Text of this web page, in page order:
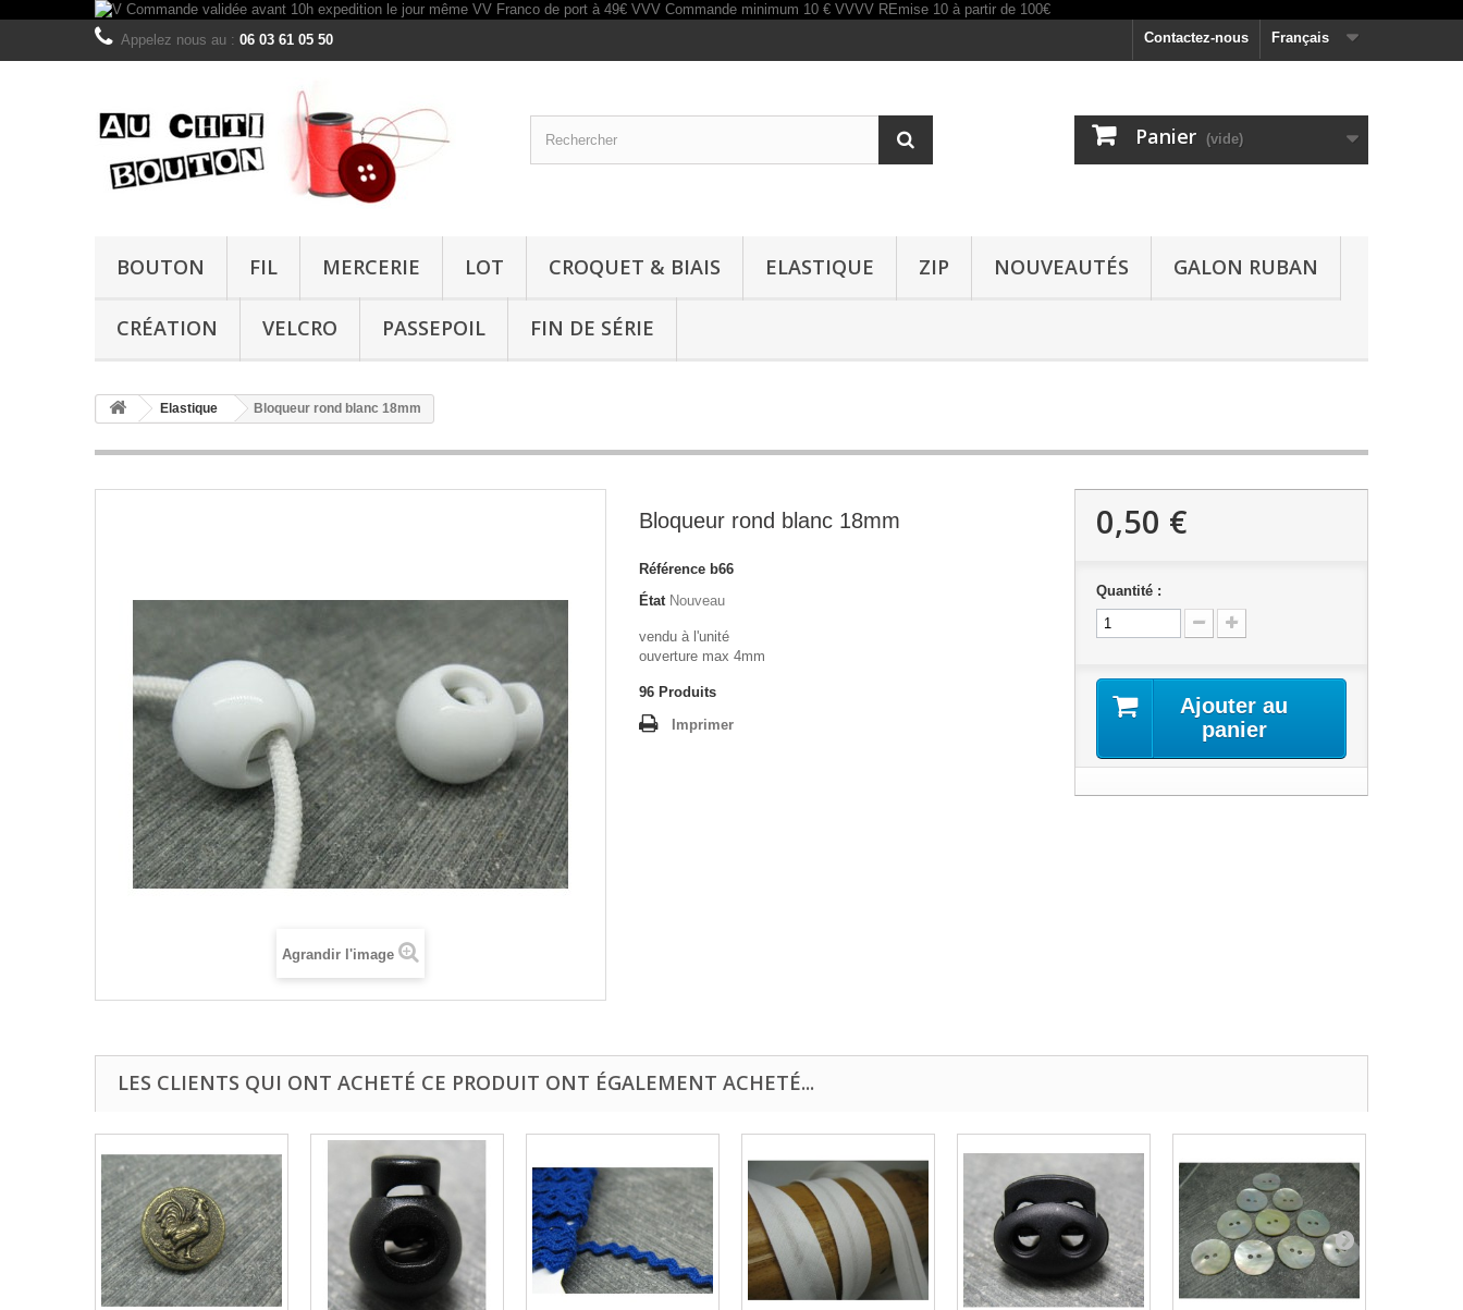
Français
Contactez-nous
Appelez nous au : 06 03 61 05 50
Panier (vide)
BOUTON FIL MERCERIE LOT CROQUET & BIAIS ELASTIQUE ZIP NOUVEAUTÉS GALON RUBAN
CRÉATION VELCRO PASSEPOIL FIN DE SÉRIE
Elastique Bloqueur rond blanc 18mm
Agrandir l'image
Bloqueur rond blanc 18mm
Référence b66
État Nouveau
vendu à l'unité
ouverture max 4mm
96 Produits
Imprimer
0,50 €
Quantité :
Ajouter au
panier
LES CLIENTS QUI ONT ACHETÉ CE PRODUIT ONT ÉGALEMENT ACHETÉ...